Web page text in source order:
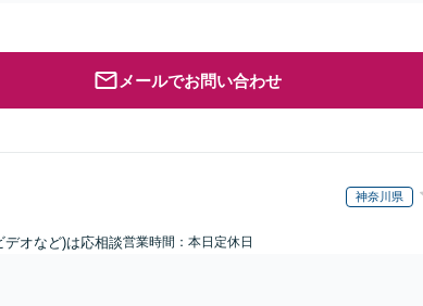
メールでお問い合わせ
神奈川県
オなど)は応相談営業時間：本日定休日